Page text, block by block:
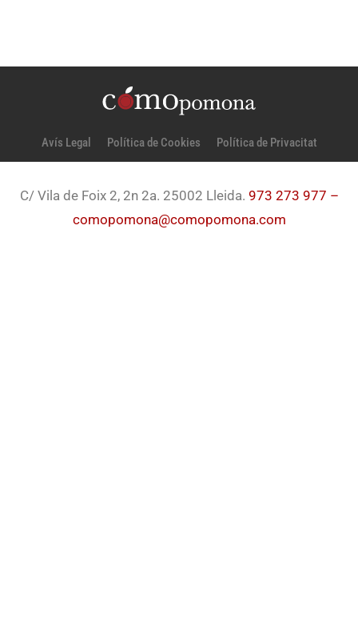
Avís Legal Política de Cookies Política de Privacitat
C/ Vila de Foix 2, 2n 2a. 25002 Lleida. 973 273 977 –
comopomona@comopomona.com